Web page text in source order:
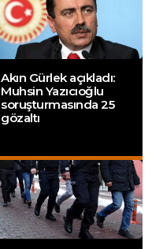
Akın Gürlek açıkladı:
Muhsin Yazıcıoğlu
soruşturmasında 25
gözaltı